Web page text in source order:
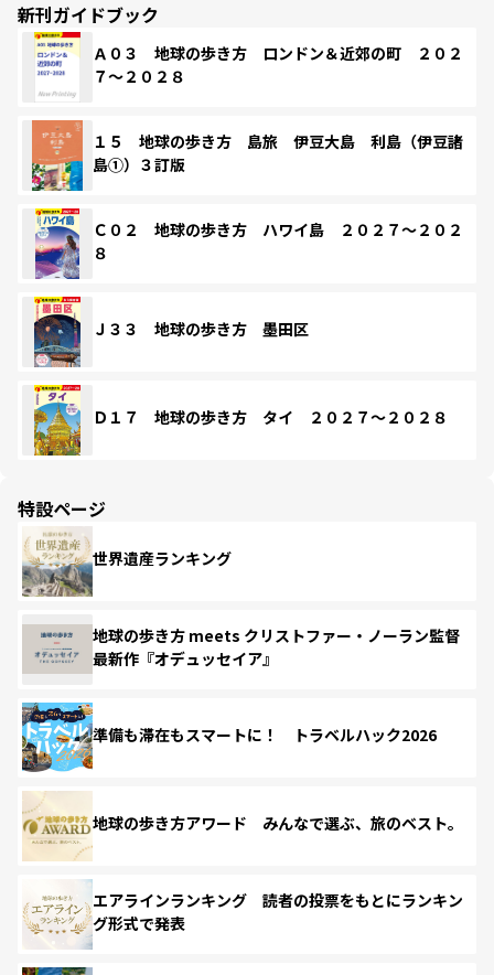
新刊ガイドブック
Ａ０３ 地球の歩き方 ロンドン＆近郊の町 ２０２
７～２０２８
１５ 地球の歩き方 島旅 伊豆大島 利島（伊豆諸
島①）３訂版
Ｃ０２ 地球の歩き方 ハワイ島 ２０２７～２０２
８
Ｊ３３ 地球の歩き方 墨田区
Ｄ１７ 地球の歩き方 タイ ２０２７～２０２８
特設ページ
世界遺産ランキング
地球の歩き方 meets クリストファー・ノーラン監督
最新作『オデュッセイア』
準備も滞在もスマートに！ トラベルハック2026
地球の歩き方アワード みんなで選ぶ、旅のベスト。
エアラインランキング 読者の投票をもとにランキン
グ形式で発表